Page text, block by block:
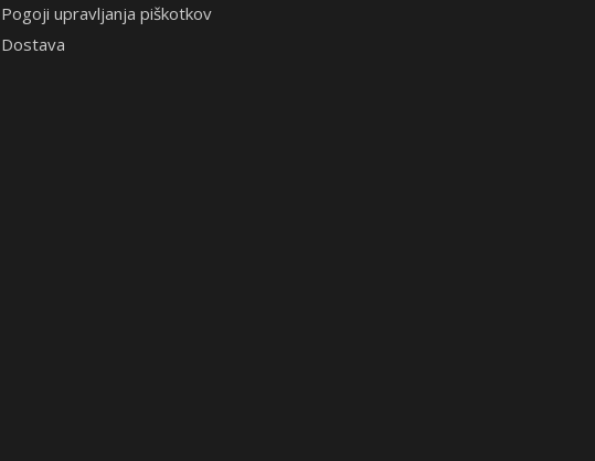
Pogoji upravljanja piškotkov
Dostava